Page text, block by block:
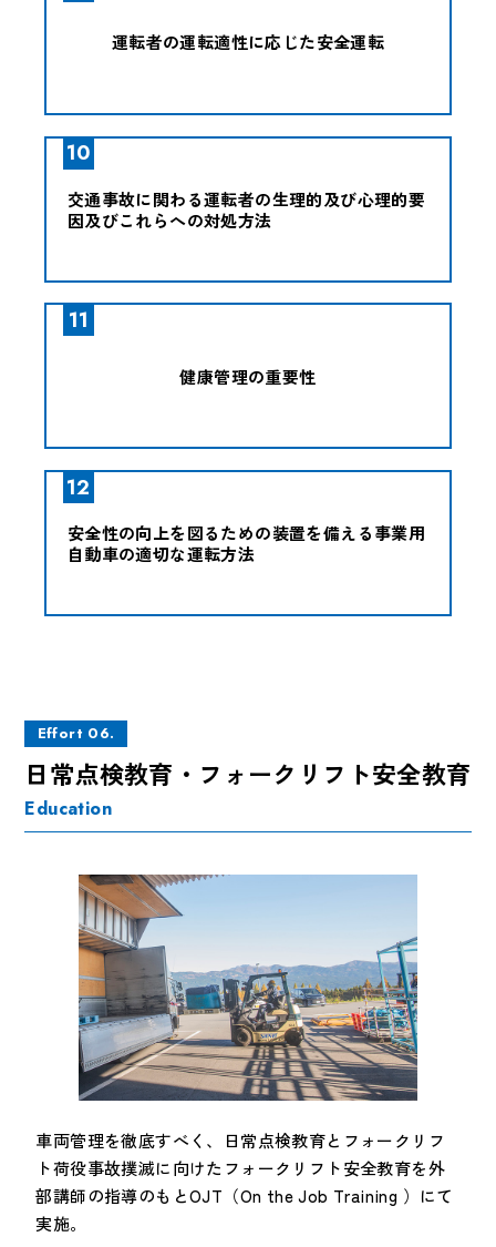
運転者の運転適性に応じた安全運転
10
交通事故に関わる運転者の生理的及び心理的要
因及びこれらへの対処方法
11
健康管理の重要性
12
安全性の向上を図るための装置を備える事業用
自動車の適切な運転方法
Effort 06.
日常点検教育・フォークリフト安全教育
Education
車両管理を徹底すべく、日常点検教育とフォークリフ
ト荷役事故撲滅に向けたフォークリフト安全教育を外
部講師の指導のもとOJT（On the Job Training ）にて
実施。